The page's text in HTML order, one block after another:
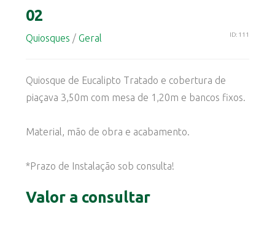
02
Quiosques / Geral ID: 111
Quiosque de Eucalipto Tratado e cobertura de
piaçava 3,50m com mesa de 1,20m e bancos fixos.
Material, mão de obra e acabamento.
*Prazo de Instalação sob consulta!
Valor a consultar